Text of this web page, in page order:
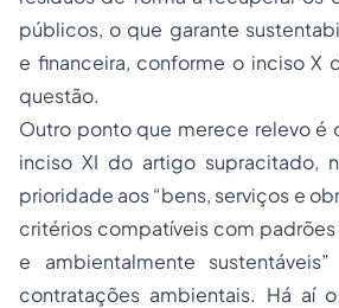
públicos, o que garante
e financeira, conforme o inciso X
questão.
Outro ponto que merece relevo é
inciso XI do artigo supracitado,
prioridade aos “bens, serviços e
critérios compatíveis com
e ambientalmente
contratações ambientais. Há aí